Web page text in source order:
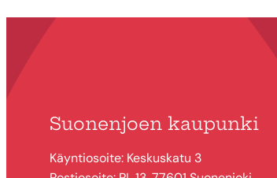
Suonenjoen kaupunki
Käyntiosoite: Keskuskatu 3